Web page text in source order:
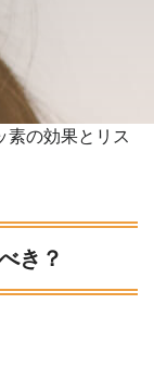
素の効果とリス
き？